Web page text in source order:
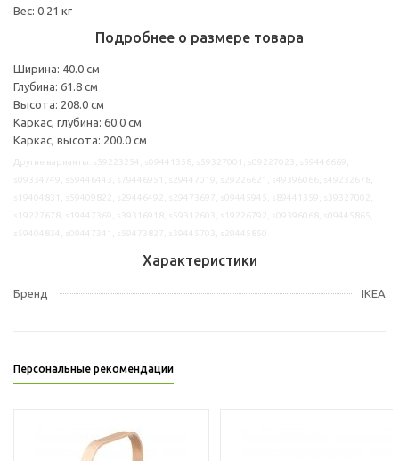
Вес: 0.21 кг
Подробнее о размере товара
Ширина: 40.0 см
Глубина: 61.8 см
Высота: 208.0 см
Каркас, глубина: 60.0 см
Каркас, высота: 200.0 см
Характеристики
Бренд IKEA
Персональные рекомендации